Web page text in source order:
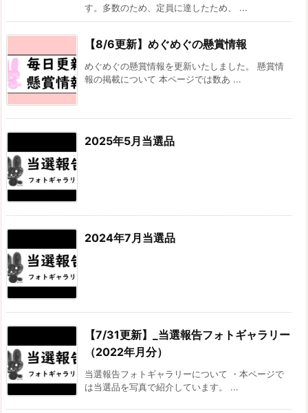
す。多数のため、定員に達したため、 ...
【8/6更新】めぐめぐの懸賞情報
めぐめぐの懸賞情報を更新いたしました。 懸賞情
報の掲載について 本ページでは数あ ...
2025年5月当選品
2024年7月当選品
【7/31更新】_当選報告フォトギャラリー
（2022年月分）
当選報告フォトギャラリーについて ・本ページで
は当選品を写真で紹介しています。 ...